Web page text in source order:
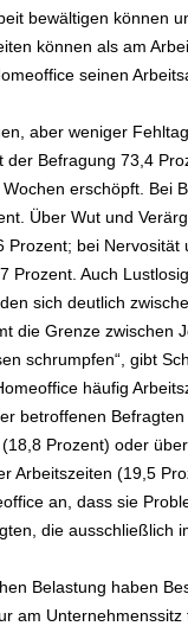
bewältigen können
können als am
seinen
aber weniger
der Befragung 73,4
erschöpft. Bei
Über Wut und
Prozent; bei
Prozent. Auch
sich deutlich
die Grenze
schrumpfen“, gibt
häufig
betroffenen
Prozent) oder
Arbeitszeiten (19,5
an, dass sie
die ausschließlich
Belastung haben
am